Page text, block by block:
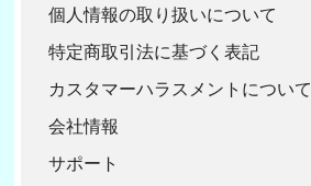
個人情報の取り扱いについて
特定商取引法に基づく表記
カスタマーハラスメントについて
会社情報
サポート